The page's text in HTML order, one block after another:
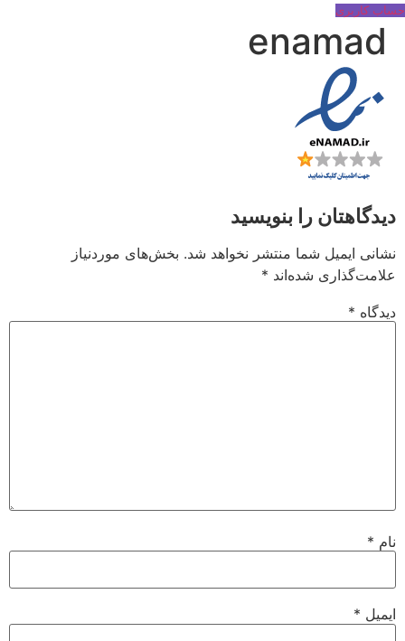
حساب کاربری
enamad
دیدگاهتان را بنویسید
نشانی ایمیل شما منتشر نخواهد شد. بخش‌های موردنیاز
علامت‌گذاری شده‌اند *
دیدگاه *
نام *
ایمیل *